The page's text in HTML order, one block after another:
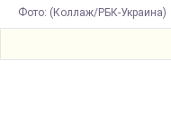
Фото: (Коллаж/РБК-Украина)